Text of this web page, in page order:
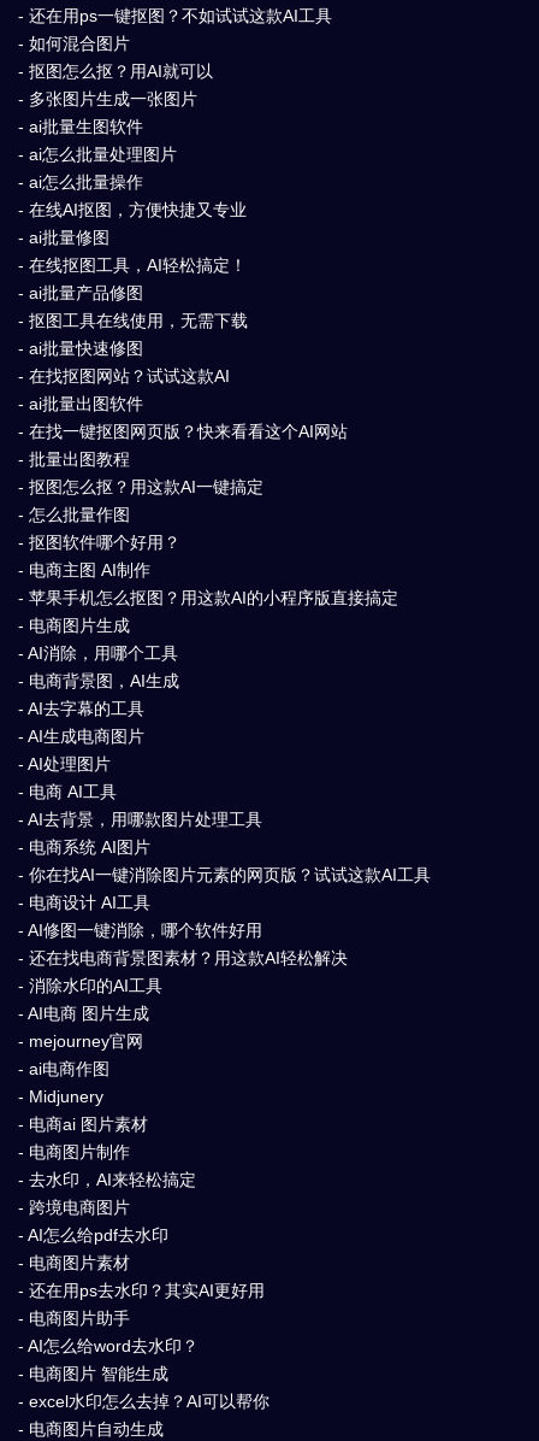
- 还在用ps一键抠图？不如试试这款AI工具
- 如何混合图片
- 抠图怎么抠？用AI就可以
- 多张图片生成一张图片
- ai批量生图软件
- ai怎么批量处理图片
- ai怎么批量操作
- 在线AI抠图，方便快捷又专业
- ai批量修图
- 在线抠图工具，AI轻松搞定！
- ai批量产品修图
- 抠图工具在线使用，无需下载
- ai批量快速修图
- 在找抠图网站？试试这款AI
- ai批量出图软件
- 在找一键抠图网页版？快来看看这个AI网站
- 批量出图教程
- 抠图怎么抠？用这款AI一键搞定
- 怎么批量作图
- 抠图软件哪个好用？
- 电商主图 AI制作
- 苹果手机怎么抠图？用这款AI的小程序版直接搞定
- 电商图片生成
- AI消除，用哪个工具
- 电商背景图，AI生成
- AI去字幕的工具
- AI生成电商图片
- AI处理图片
- 电商 AI工具
- AI去背景，用哪款图片处理工具
- 电商系统 AI图片
- 你在找AI一键消除图片元素的网页版？试试这款AI工具
- 电商设计 AI工具
- AI修图一键消除，哪个软件好用
- 还在找电商背景图素材？用这款AI轻松解决
- 消除水印的AI工具
- AI电商 图片生成
- mejourney官网
- ai电商作图
- Midjunery
- 电商ai 图片素材
- 电商图片制作
- 去水印，AI来轻松搞定
- 跨境电商图片
- AI怎么给pdf去水印
- 电商图片素材
- 还在用ps去水印？其实AI更好用
- 电商图片助手
- AI怎么给word去水印？
- 电商图片 智能生成
- excel水印怎么去掉？AI可以帮你
- 电商图片自动生成